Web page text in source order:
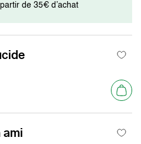
partir de 35€ d’achat
ami